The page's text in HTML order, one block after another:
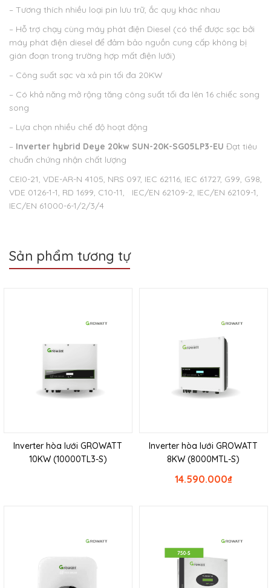
– Tương thích nhiều loại pin lưu trữ, ắc quy khác nhau
– Hỗ trợ chạy cùng máy phát điện Diesel (có thể được sạc bởi
máy phát điện diesel để đảm bảo nguồn cung cấp không bị
gián đoạn trong trường hợp mất điện lưới)
– Công suất sạc và xả pin tối đa 20KW
– Có khả năng mở rộng tăng công suất tối đa lên 16 chiếc song
song
– Lựa chọn nhiều chế độ hoạt động
– Inverter hybrid Deye 20kw SUN-20K-SG05LP3-EU Đạt tiêu
chuẩn chứng nhận chất lượng
CEI0-21, VDE-AR-N 4105, NRS 097, IEC 62116, IEC 61727, G99, G98,
VDE 0126-1-1, RD 1699, C10-11, IEC/EN 62109-2, IEC/EN 62109-1,
IEC/EN 61000-6-1/2/3/4
Sản phẩm tương tự
Inverter hòa lưới GROWATT
10KW (10000TL3-S)
Inverter hòa lưới GROWATT
8KW (8000MTL-S)
₫
14.590.000